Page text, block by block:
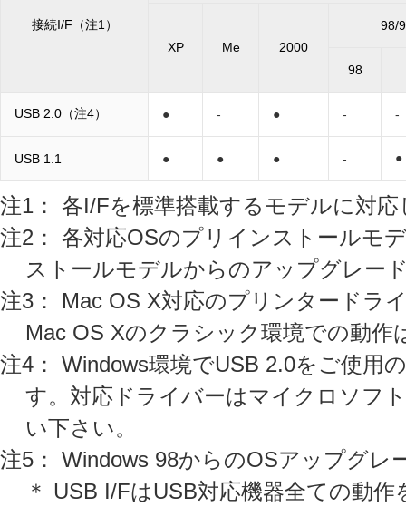
接続I/F（注1）
XP Me 2000
98/
98
USB 2.0（注4） ● - ● - -
USB 1.1 ● ● ● - ●
注1： 各I/Fを標準搭載するモデルに対応
注2： 各対応OSのプリインストールモ
ストールモデルからのアップグレー
注3： Mac OS X対応のプリンタードラ
Mac OS Xのクラシック環境での動作
注4： Windows環境でUSB 2.0をご使用
す。対応ドライバーはマイクロソフ
い下さい。
注5： Windows 98からのOSアップグレ
＊ USB I/FはUSB対応機器全ての動